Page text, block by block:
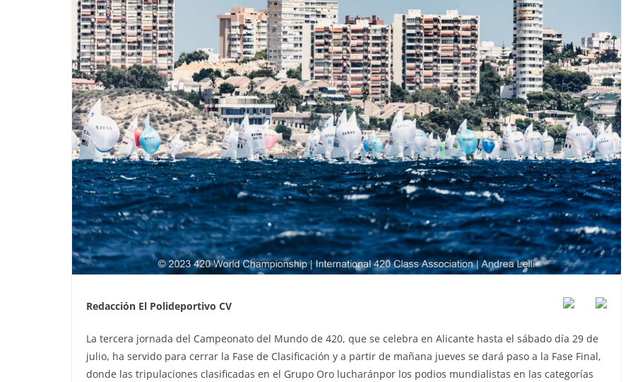
Redacción El Polideportivo CV
La tercera jornada del Campeonato del Mundo de 420, que se celebra en Alicante hasta el sábado día 29 de
julio, ha servido para cerrar la Fase de Clasificación y a partir de mañana jueves se dará paso a la Fase Final,
donde las tripulaciones clasificadas en el Grupo Oro lucharánpor los podios mundialistas en las categorías